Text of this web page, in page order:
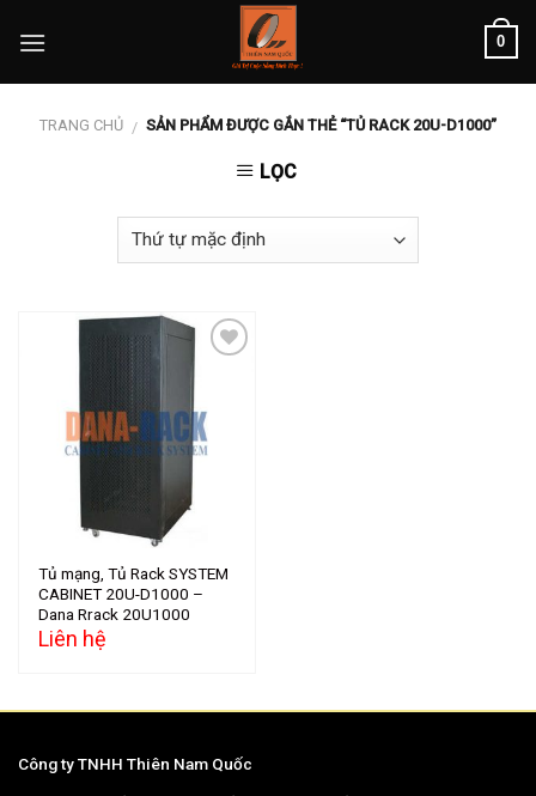
0
TRANG CHỦ / SẢN PHẨM ĐƯỢC GẮN THẺ “TỦ RACK 20U-D1000”
LỌC
Add to
wishlist
Tủ mạng, Tủ Rack SYSTEM
CABINET 20U-D1000 –
Dana Rrack 20U1000
Liên hệ
Công ty TNHH Thiên Nam Quốc